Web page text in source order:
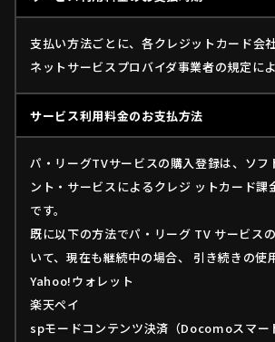
特定商取引法の表示 アルバイト
支払い方法ごとに、各クレジットカード会
ネットサービスプロバイダ事業者の規定によ
サービス利用料金のお支払方法
パ・リーグTVサービスの購⼊登録は、ソフ
ント・サービスによるクレジ ットカード課
です。
既に以下の⽅法でパ・リーグ TV サービス
いて、現在も継続中の場合、 引き続きの使
Yahoo!ウォレット
楽天ペイ
spモードコンテンツ決済（Docomoスマー